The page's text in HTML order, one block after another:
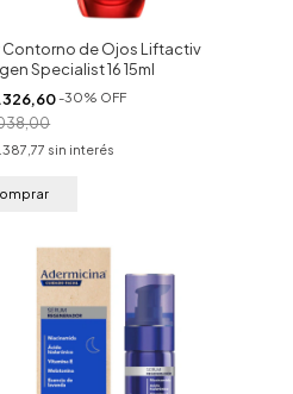
Contorno de Ojos Liftactiv
Specialist 16 15ml
-30% OFF
sin interés